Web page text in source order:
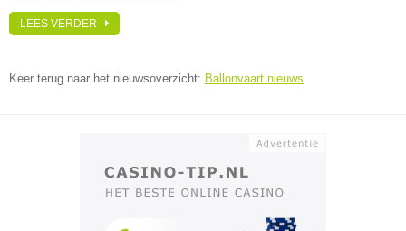
LEES VERDER
Keer terug naar het nieuwsoverzicht: Ballonvaart nieuws